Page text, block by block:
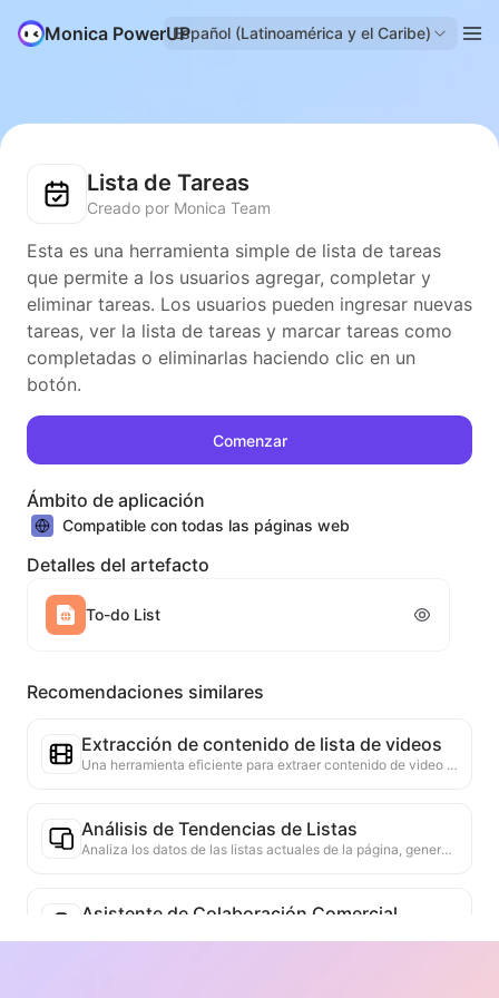
Monica PowerUPEspañol (Latinoamérica y el Caribe)
Lista de Tareas
Creado por Monica Team
Esta es una herramienta simple de lista de tareas
que permite a los usuarios agregar, completar y
eliminar tareas. Los usuarios pueden ingresar nuevas
tareas, ver la lista de tareas y marcar tareas como
completadas o eliminarlas haciendo clic en un
botón.
Comenzar
Ámbito de aplicación
Compatible con todas las páginas web
Detalles del artefacto
To-do List
Recomendaciones similares
Extracción de contenido de lista de videos
Una herramienta eficiente para extraer contenido de video de páginas web, capaz de escanear rápidamente las páginas y organizar la información del video en una tabla estructurada en Markdown.
Análisis de Tendencias de Listas
Analiza los datos de las listas actuales de la página, generando informes de tendencias. Identifica categorías populares, tipos de productos en rápido ascenso y tecnologías emergentes. Proporciona información de mercado instantánea para ayudarte a comprender las últimas tendencias de productos y movimientos del mercado.
Asistente de Colaboración Comercial